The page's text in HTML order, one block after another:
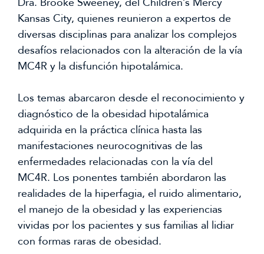
Kansas City, quienes reunieron a expertos de
diversas disciplinas para analizar los complejos
desafíos relacionados con la alteración de la vía
MC4R y la disfunción hipotalámica.
Los temas abarcaron desde el reconocimiento y
diagnóstico de la obesidad hipotalámica
adquirida en la práctica clínica hasta las
manifestaciones neurocognitivas de las
enfermedades relacionadas con la vía del
MC4R. Los ponentes también abordaron las
realidades de la hiperfagia, el ruido alimentario,
el manejo de la obesidad y las experiencias
vividas por los pacientes y sus familias al lidiar
con formas raras de obesidad.